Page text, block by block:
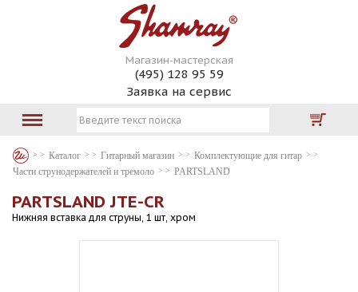
Магазин-мастерская
(495) 128 95 59
Заявка на сервис
Каталог Гитарный магазин
Комплектующие для гитар
Части струнодержателей и тремоло
PARTSLAND
PARTSLAND JTE-CR
Нижняя вставка для струны, 1 шт, хром